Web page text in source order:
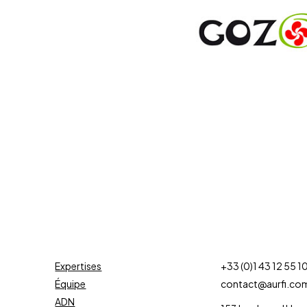
Expertises
Équipe
ADN
+33 (0)1 43 12 55 10